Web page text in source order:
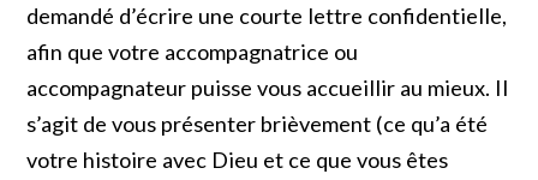
demandé d’écrire une courte lettre confidentielle,
afin que votre accompagnatrice ou
accompagnateur puisse vous accueillir au mieux. Il
s’agit de vous présenter brièvement (ce qu’a été
votre histoire avec Dieu et ce que vous êtes